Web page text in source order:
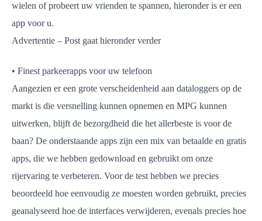
wielen of probeert uw vrienden te spannen, hieronder is er een
app voor u.
Advertentie – Post gaat hieronder verder
• Finest parkeerapps voor uw telefoon
Aangezien er een grote verscheidenheid aan dataloggers op de
markt is die versnelling kunnen opnemen en MPG kunnen
uitwerken, blijft de bezorgdheid die het allerbeste is voor de
baan? De onderstaande apps zijn een mix van betaalde en gratis
apps, die we hebben gedownload en gebruikt om onze
rijervaring te verbeteren. Voor de test hebben we precies
beoordeeld hoe eenvoudig ze moesten worden gebruikt, precies
geanalyseerd hoe de interfaces verwijderen, evenals precies hoe